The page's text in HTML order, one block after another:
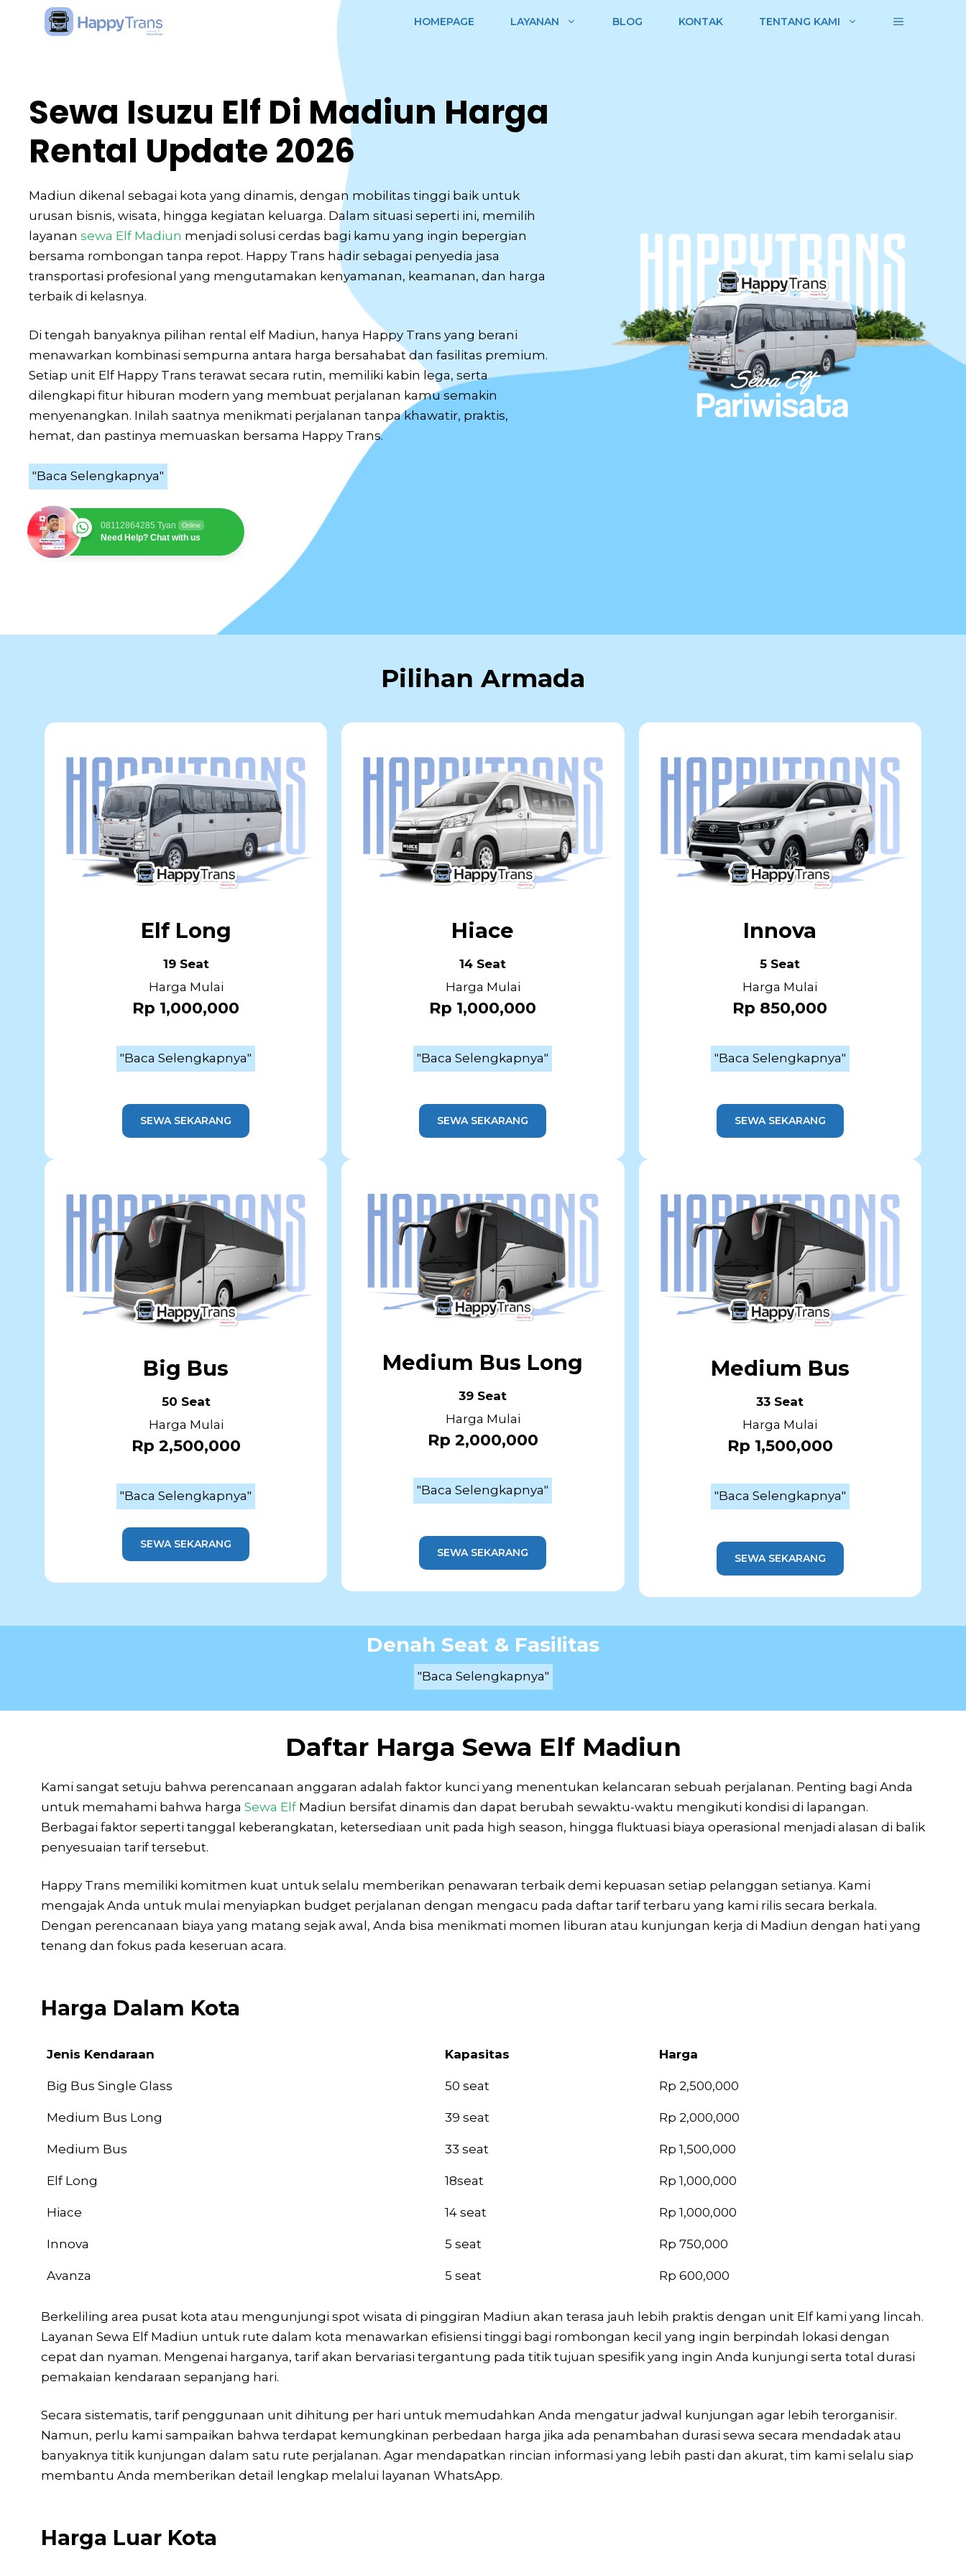
HOMEPAGE LAYANAN BLOG KONTAK TENTANG KAMI
Sewa Isuzu Elf Di Madiun Harga
Rental Update 2026
Madiun dikenal sebagai kota yang dinamis, dengan mobilitas tinggi baik untuk
urusan bisnis, wisata, hingga kegiatan keluarga. Dalam situasi seperti ini, memilih
layanan sewa Elf Madiun menjadi solusi cerdas bagi kamu yang ingin bepergian
bersama rombongan tanpa repot. Happy Trans hadir sebagai penyedia jasa
transportasi profesional yang mengutamakan kenyamanan, keamanan, dan harga
terbaik di kelasnya.
Di tengah banyaknya pilihan rental elf Madiun, hanya Happy Trans yang berani
menawarkan kombinasi sempurna antara harga bersahabat dan fasilitas premium.
Setiap unit Elf Happy Trans terawat secara rutin, memiliki kabin lega, serta
dilengkapi fitur hiburan modern yang membuat perjalanan kamu semakin
menyenangkan. Inilah saatnya menikmati perjalanan tanpa khawatir, praktis,
hemat, dan pastinya memuaskan bersama Happy Trans.
"Baca Selengkapnya"
08112864285 Tyan Online
Need Help? Chat with us
Pilihan Armada
Elf Long
19 Seat
Harga Mulai
Rp 1,000,000
"Baca Selengkapnya"
SEWA SEKARANG
Hiace
14 Seat
Harga Mulai
Rp 1,000,000
"Baca Selengkapnya"
SEWA SEKARANG
Innova
5 Seat
Harga Mulai
Rp 850,000
"Baca Selengkapnya"
SEWA SEKARANG
Big Bus
50 Seat
Harga Mulai
Rp 2,500,000
"Baca Selengkapnya"
SEWA SEKARANG
Medium Bus Long
39 Seat
Harga Mulai
Rp 2,000,000
"Baca Selengkapnya"
SEWA SEKARANG
Medium Bus
33 Seat
Harga Mulai
Rp 1,500,000
"Baca Selengkapnya"
SEWA SEKARANG
Denah Seat & Fasilitas
"Baca Selengkapnya"
Daftar Harga Sewa Elf Madiun
Kami sangat setuju bahwa perencanaan anggaran adalah faktor kunci yang menentukan kelancaran sebuah perjalanan. Penting bagi Anda
untuk memahami bahwa harga Sewa ElfMadiun bersifat dinamis dan dapat berubah sewaktu-waktu mengikuti kondisi di lapangan.
Berbagai faktor seperti tanggal keberangkatan, ketersediaan unit pada high season, hingga fluktuasi biaya operasional menjadi alasan di balik
penyesuaian tarif tersebut.
Happy Trans memiliki komitmen kuat untuk selalu memberikan penawaran terbaik demi kepuasan setiap pelanggan setianya. Kami
mengajak Anda untuk mulai menyiapkan budget perjalanan dengan mengacu pada daftar tarif terbaru yang kami rilis secara berkala.
Dengan perencanaan biaya yang matang sejak awal, Anda bisa menikmati momen liburan atau kunjungan kerja di Madiun dengan hati yang
tenang dan fokus pada keseruan acara.
Harga Dalam Kota
Jenis Kendaraan Kapasitas
Harga
Jenis Kendaraan
Kapasitas Harga
Big Bus Single Glass 50 seat Rp 2,500,000
Medium Bus Long 39 seat Rp 2,000,000
Medium Bus 33 seat Rp 1,500,000
Elf Long 18seat Rp 1,000,000
Hiace 14 seat Rp 1,000,000
Innova 5 seat Rp 750,000
Avanza 5 seat Rp 600,000
Berkeliling area pusat kota atau mengunjungi spot wisata di pinggiran Madiun akan terasa jauh lebih praktis dengan unit Elf kami yang lincah.
Layanan Sewa Elf Madiun untuk rute dalam kota menawarkan efisiensi tinggi bagi rombongan kecil yang ingin berpindah lokasi dengan
cepat dan nyaman. Mengenai harganya, tarif akan bervariasi tergantung pada titik tujuan spesifik yang ingin Anda kunjungi serta total durasi
pemakaian kendaraan sepanjang hari.
Secara sistematis, tarif penggunaan unit dihitung per hari untuk memudahkan Anda mengatur jadwal kunjungan agar lebih terorganisir.
Namun, perlu kami sampaikan bahwa terdapat kemungkinan perbedaan harga jika ada penambahan durasi sewa secara mendadak atau
banyaknya titik kunjungan dalam satu rute perjalanan. Agar mendapatkan rincian informasi yang lebih pasti dan akurat, tim kami selalu siap
membantu Anda memberikan detail lengkap melalui layanan WhatsApp.
Harga Luar Kota